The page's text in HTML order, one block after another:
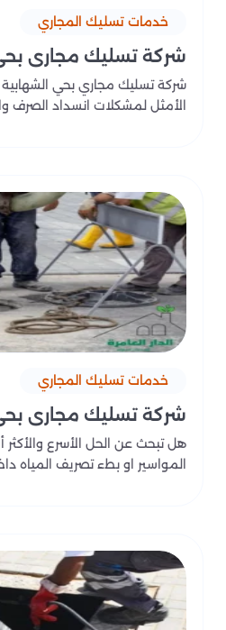
خدمات تسليك المجاري
شركة تسليك مجاري
شركة تسليك مجاري بحي الشهابية
الأمثل لمشكلات انسداد الصرف
خدمات تسليك المجاري
شركة تسليك مجاري
هل تبحث عن الحل الأسرع والأكثر
المواسير او بطء تصريف المياه